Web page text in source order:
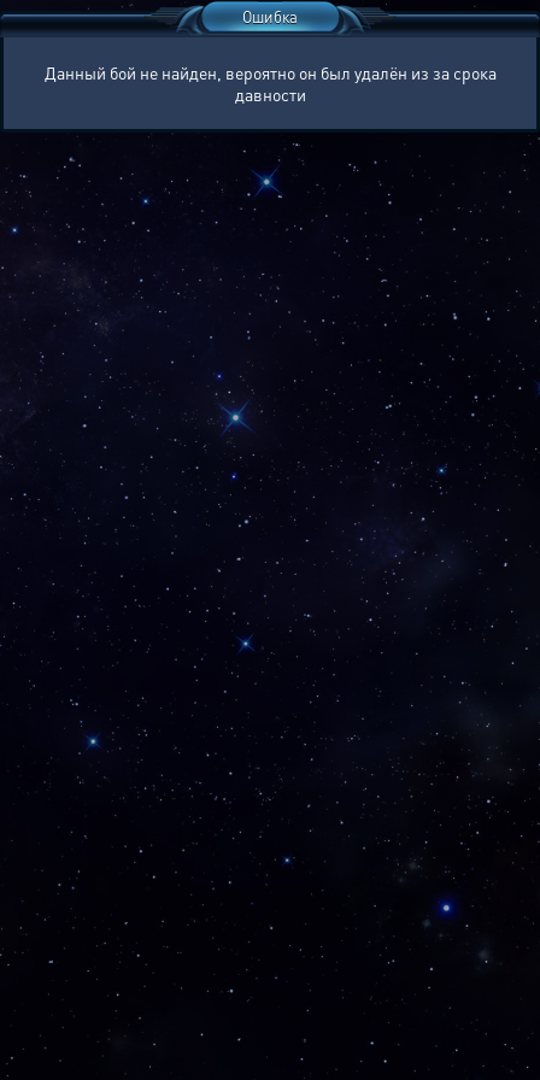
Ошибка
Данный бой не найден, вероятно он был удалён из за срока
давности